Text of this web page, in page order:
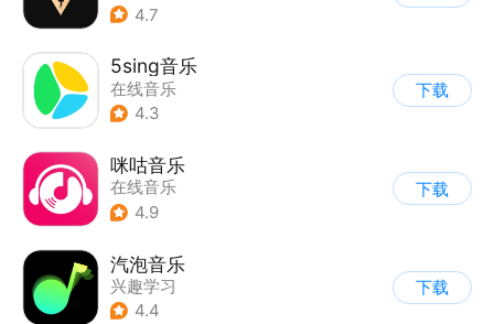
4.7
5sing音乐
在线音乐
4.3
下载
咪咕音乐
在线音乐
4.9
下载
汽泡音乐
兴趣学习
4.4
下载